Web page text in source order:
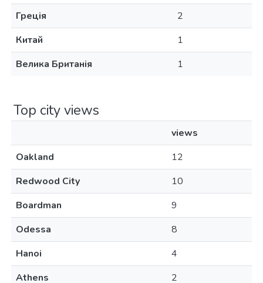
Греція
2
Китай
1
Велика Британія
1
Top city views
views
Oakland
12
Redwood City
10
Boardman
9
Odessa
8
Hanoi
4
Athens
2